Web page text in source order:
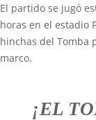
El partido se jugó
horas en el estadio
hinchas del Tomba
marco.
¡EL